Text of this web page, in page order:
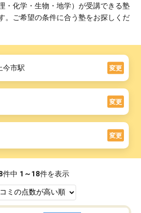
・化学・生物・地学）が受講できる塾
。ご希望の条件に合う塾をお探しくだ
今市駅 変更
変更
変更
件中 1～18件を表示